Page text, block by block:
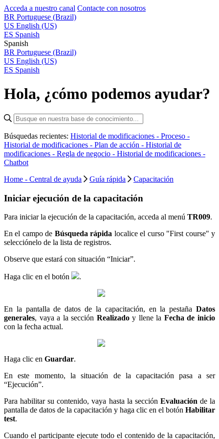
Acceda a nuestro canal Contacte con nosotros
BR Portuguese (Brazil)
US English (US)
ES Spanish
Spanish
BR Portuguese (Brazil)
US English (US)
ES Spanish
Hola, ¿cómo podemos ayudar?
Búsquedas recientes: Historial de modificaciones - Proceso -
Historial de modificaciones - Plan de acción - Historial de
modificaciones - Regla de negocio - Historial de modificaciones -
Chatbot
Home - Central de ayuda
Guía rápida Capacitación
Iniciar ejecución de la capacitación
Para iniciar la ejecución de la capacitación, acceda al menú TR009.
En el campo de Búsqueda rápida localice el curso "First course" y
selecciónelo de la lista de registros.
Observe que estará con situación “Iniciar”.
Haga clic en el botón .
En la pantalla de datos de la capacitación, en la pestaña Datos
generales, vaya a la sección Realizadoy llene la Fecha de inicio
con la fecha actual.
Haga clic en Guardar.
En este momento, la situación de la capacitación pasa a ser
“Ejecución”.
Para habilitar su contenido, vaya hasta la sección Evaluación de la
pantalla de datos de la capacitación y haga clic en el botón Habilitar
test.
Cuando el participante ejecute todo el contenido de la capacitación,